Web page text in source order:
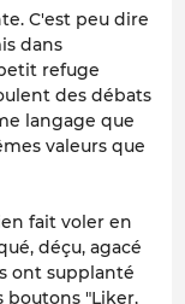
C'est peu dire
dans
refuge
des débats
langage que
valeurs que
fait voler en
déçu, agacé
ont supplanté
boutons "Liker,